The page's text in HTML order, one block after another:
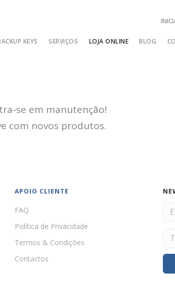
KEYS SERVIÇOS LOJA ONLINE BLOG
se em manutenção!
com novos produtos.
APOIO CLIENTE
FAQ
Política de Privacidade
Termos & Condições
Contactos